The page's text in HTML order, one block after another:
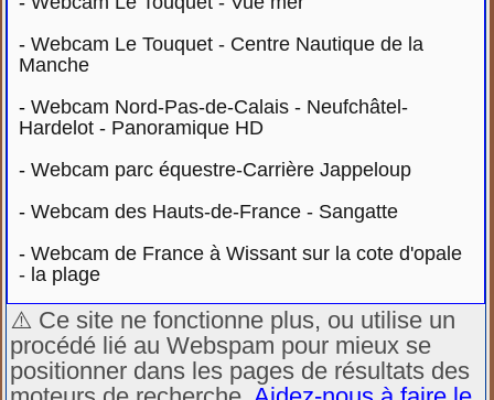
-Webcam Le Touquet - Centre Nautique de la
Manche
-Webcam Nord-Pas-de-Calais - Neufchâtel-
Hardelot - Panoramique HD
-Webcam parc équestre-Carrière Jappeloup
-Webcam des Hauts-de-France - Sangatte
-Webcam de France à Wissant sur la cote d'opale
- la plage
⚠️ Ce site ne fonctionne plus, ou utilise un
procédé lié au Webspam pour mieux se
positionner dans les pages de résultats des